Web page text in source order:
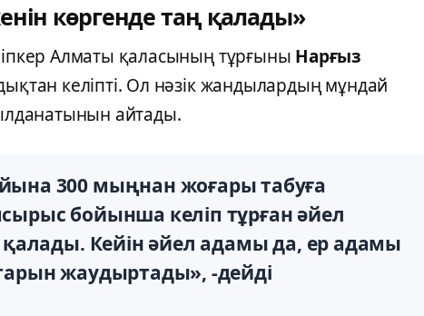
көргенде таң қалады»
Алматы қаласының тұрғыны Нарғыз
келіпті. Ол нәзік жандылардың мұндай
айтады.
300 мыңнан жоғары табуға
бойынша келіп тұрған әйел
Кейін әйел адамы да, ер адамы
жаудыртады», -дейді